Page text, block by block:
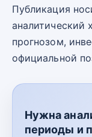
Публикация
аналитический
прогнозом,
официальной
Нужна
периоды и